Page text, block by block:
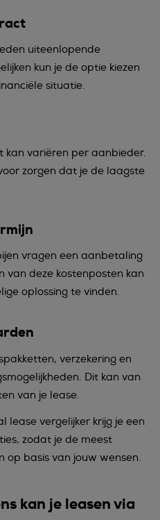
uiteenlopende
kun je de optie kiezen
situatie.
kan variëren per aanbieder.
zorgen dat je de laagste
vragen een aanbetaling
van deze kostenposten kan
oplossing te vinden.
verzekering en
Dit kan van
van je lease.
lease vergelijker krijg je een
zodat je de meest
op basis van jouw wensen.
kan je leasen via